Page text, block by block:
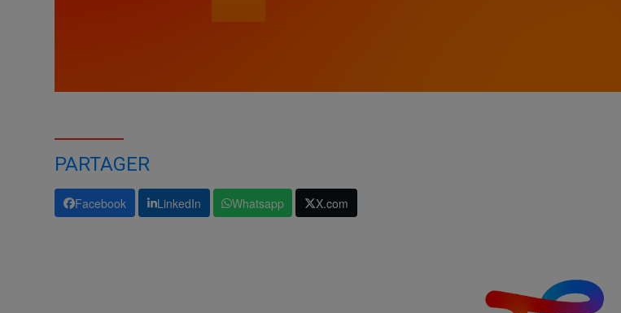
PARTAGER
Facebook LinkedIn Whatsapp X.com